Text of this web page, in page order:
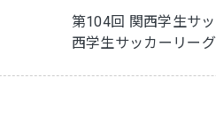
第104回 関西学生サ
西学生サッカーリー